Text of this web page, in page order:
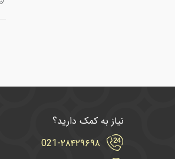
نیاز به کمک دارید؟
021-۲۸۴۲۹۶۹۸